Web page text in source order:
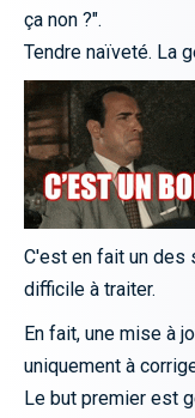
ça non ?".
Tendre naïveté. La
C'est en fait un
difficile à traiter.
En fait, une mise à
uniquement à
Le but premier est